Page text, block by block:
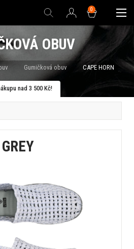
0
OBUV
Gumičková obuv
CAPE HORN
nad 3 500 Kč!